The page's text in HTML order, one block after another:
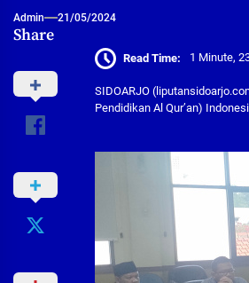
Admin 21/05/2024
Share
Read Time: 1 Minute,
SIDOARJO
Pendidikan Al Qur’an)